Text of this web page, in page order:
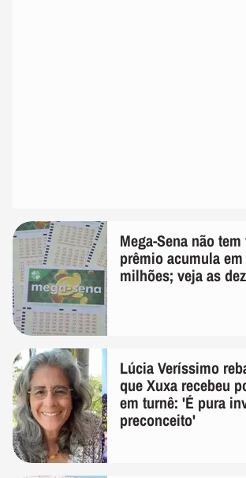
Mega-Sena não
prêmio acumula em
milhões; veja as
Lúcia Veríssimo
que Xuxa recebeu
em turnê: 'É pura
preconceito'